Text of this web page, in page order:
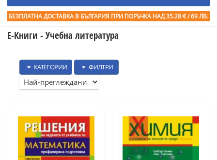
БЕЗПЛАТНА ДОСТАВКА В БЪЛГАРИЯ ПРИ ПОРЪЧКА НАД 35.28 € / 69 ЛВ.
Е-Книги - Учебна литература
КАТЕГОРИИ ФИЛТРИ